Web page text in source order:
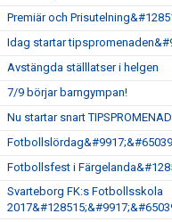
Premiär och
Idag startar
Avstängda ställlatser i helgen
7/9 börjar barngympan!
Nu startar snart
Fotbollsfest i
Svarteborg FK:s Fotbollsskola